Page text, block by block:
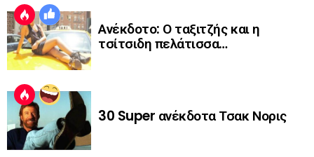
Ανέκδοτο: Ο ταξιτζής και η
τσίτσιδη πελάτισσα…
30 Super ανέκδοτα Τσακ Νορις